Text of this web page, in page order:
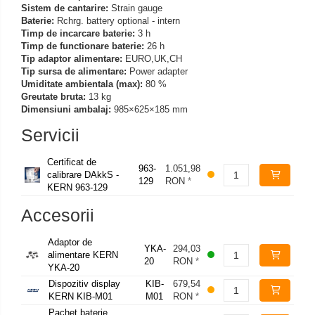
Sistem de cantarire: Strain gauge
Baterie: Rchrg. battery optional - intern
Timp de incarcare baterie: 3 h
Timp de functionare baterie: 26 h
Tip adaptor alimentare: EURO,UK,CH
Tip sursa de alimentare: Power adapter
Umiditate ambientala (max): 80 %
Greutate bruta: 13 kg
Dimensiuni ambalaj: 985×625×185 mm
Servicii
Certificat de
calibrare DAkkS -
KERN 963-129
963-
129
1.051,98
RON *
Accesorii
Adaptor de
alimentare KERN
YKA-20
YKA-
20
294,03
RON *
Dispozitiv display
KERN KIB-M01
KIB-
M01
679,54
RON*
Pachet baterie